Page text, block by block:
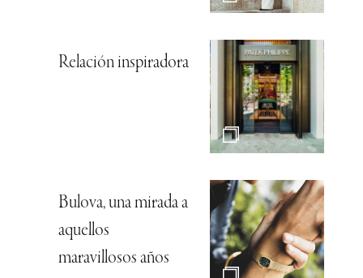
Relación inspiradora
Bulova, una mirada a
aquellos
maravillosos años